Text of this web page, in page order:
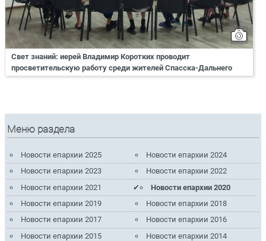
Свет знаний: иерей Владимир Коротких проводит
просветительскую работу среди жителей Спасска-Дальнего
Меню раздела
Новости епархии 2025
Новости епархии 2024
Новости епархии 2023
Новости епархии 2022
Новости епархии 2021
Новости епархии 2020
Новости епархии 2019
Новости епархии 2018
Новости епархии 2017
Новости епархии 2016
Новости епархии 2015
Новости епархии 2014